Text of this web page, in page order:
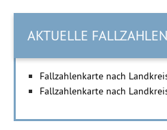
AKTUELLE
Fallzahlenkarte nach
Fallzahlenkarte nach